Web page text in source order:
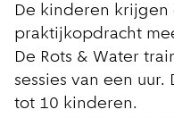
De kinderen krijgen
praktijkopdracht
De Rots & Water
sessies van een
tot 10 kinderen.